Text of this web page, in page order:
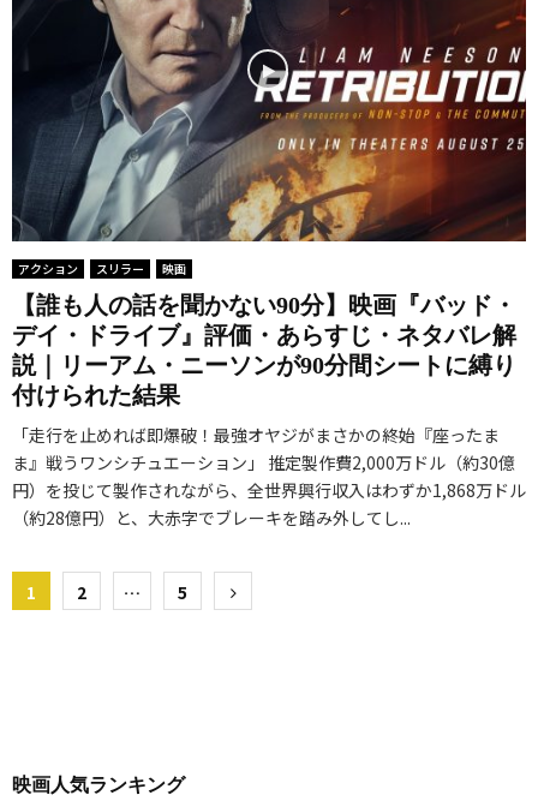
アクション スリラー 映画
【誰も人の話を聞かない90分】映画『バッド・
デイ・ドライブ』評価・あらすじ・ネタバレ解
説｜リーアム・ニーソンが90分間シートに縛り
付けられた結果
「走行を止めれば即爆破！最強オヤジがまさかの終始『座ったま
ま』戦うワンシチュエーション」 推定製作費2,000万ドル（約30億
円）を投じて製作されながら、全世界興行収入はわずか1,868万ドル
（約28億円）と、大赤字でブレーキを踏み外してし...
投
ー
1 2 … 5
映画人気ランキング